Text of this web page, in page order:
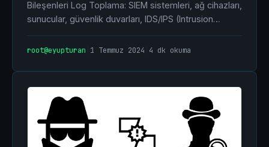
Bileşenleri Log Toplama: SIEM sistemleri, ağ cihazları,
sunucular, güvenlik duvarları, IDS/IPS (Intrusion…
root@eyupturan 1 Temmuz 2024 4 dk okuma